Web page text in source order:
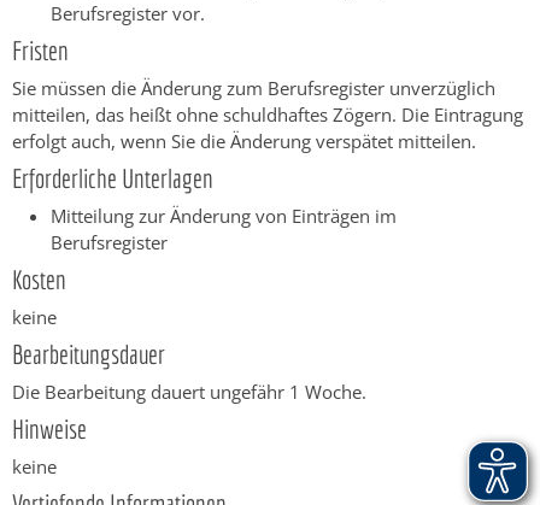
Berufsregister vor.
Fristen
Sie müssen die Änderung zum Berufsregister unverzüglich
mitteilen, das heißt ohne schuldhaftes Zögern. Die Eintragung
erfolgt auch, wenn Sie die Änderung verspätet mitteilen.
Erforderliche Unterlagen
Mitteilung zur Änderung von Einträgen im
Berufsregister
Kosten
keine
Bearbeitungsdauer
Die Bearbeitung dauert ungefähr 1 Woche.
Hinweise
keine